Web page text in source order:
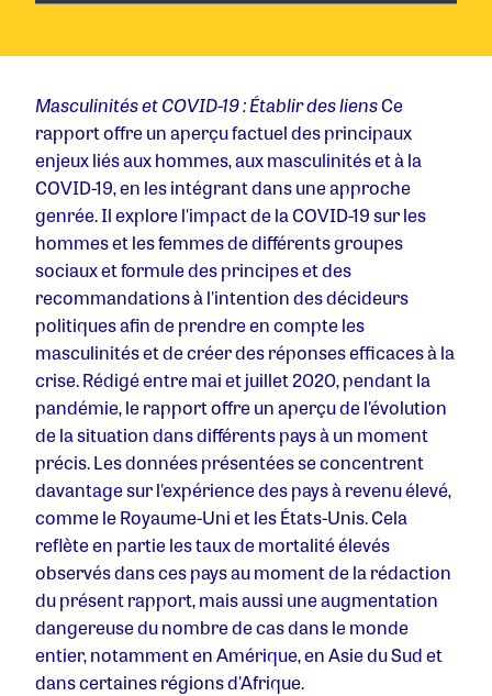
Masculinités et COVID-19 : Établir des liensCe
rapport offre un aperçu factuel des principaux
enjeux liés aux hommes, aux masculinités et à la
COVID-19, en les intégrant dans une approche
genrée. Il explore l'impact de la COVID-19 sur les
hommes et les femmes de différents groupes
sociaux et formule des principes et des
recommandations à l'intention des décideurs
politiques afin de prendre en compte les
masculinités et de créer des réponses efficaces à la
crise. Rédigé entre mai et juillet 2020, pendant la
pandémie, le rapport offre un aperçu de l'évolution
de la situation dans différents pays à un moment
précis. Les données présentées se concentrent
davantage sur l'expérience des pays à revenu élevé,
comme le Royaume-Uni et les États-Unis. Cela
reflète en partie les taux de mortalité élevés
observés dans ces pays au moment de la rédaction
du présent rapport, mais aussi une augmentation
dangereuse du nombre de cas dans le monde
entier, notamment en Amérique, en Asie du Sud et
dans certaines régions d'Afrique.